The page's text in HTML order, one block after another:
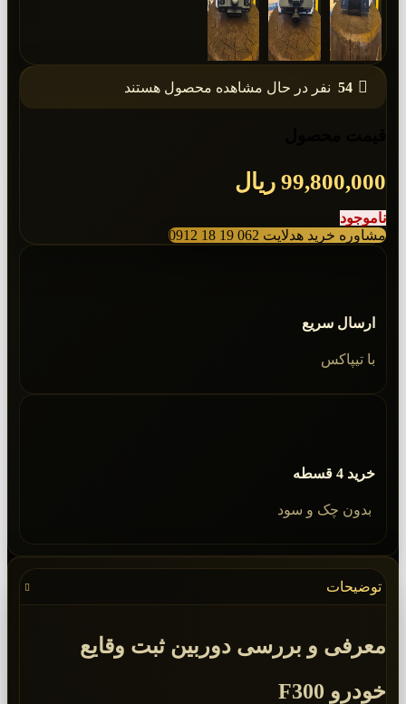
54 نفر در حال مشاهده محصول هستند
99,800,000 ریال
ناموجود
مشاوره خرید هدلایت 062 19 18 0912
ارسال سریع
با تیپاکس
خرید 4 قسطه
بدون چک و سود
توضیحات
معرفی و بررسی دوربین ثبت وقایع
خودرو F300